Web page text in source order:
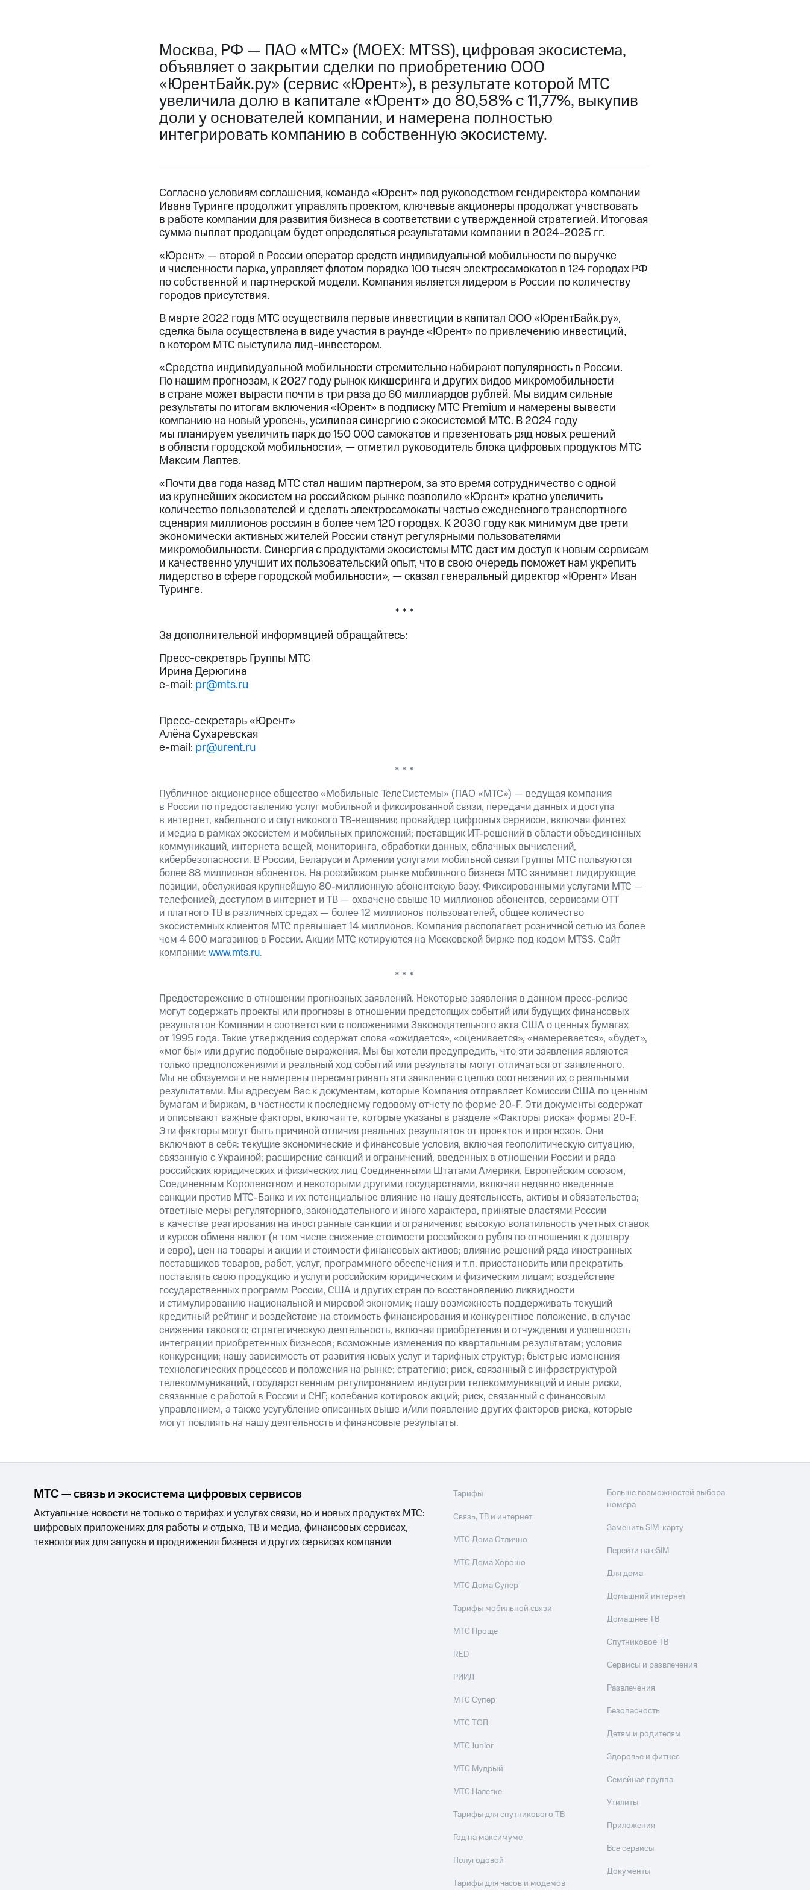
Москва, РФ — ПАО «МТС» (MOEX: MTSS), цифровая экосистема,
объявляет о закрытии сделки по приобретению ООО
«ЮрентБайк.ру» (сервис «Юрент»), в результате которой МТС
увеличила долю в капитале «Юрент» до 80,58% с 11,77%, выкупив
доли у основателей компании, и намерена полностью
интегрировать компанию в собственную экосистему.
Согласно условиям соглашения, команда «Юрент» под руководством гендиректора компании
Ивана Туринге продолжит управлять проектом, ключевые акционеры продолжат участвовать
в работе компании для развития бизнеса в соответствии с утвержденной стратегией. Итоговая
сумма выплат продавцам будет определяться результатами компании в 2024-2025 гг.
«Юрент» — второй в России оператор средств индивидуальной мобильности по выручке
и численности парка, управляет флотом порядка 100 тысяч электросамокатов в 124 городах РФ
по собственной и партнерской модели. Компания является лидером в России по количеству
городов присутствия.
В марте 2022 года МТС осуществила первые инвестиции в капитал ООО «ЮрентБайк.ру»,
сделка была осуществлена в виде участия в раунде «Юрент» по привлечению инвестиций,
в котором МТС выступила лид-инвестором.
«Средства индивидуальной мобильности стремительно набирают популярность в России.
По нашим прогнозам, к 2027 году рынок кикшеринга и других видов микромобильности
в стране может вырасти почти в три раза до 60 миллиардов рублей. Мы видим сильные
результаты по итогам включения «Юрент» в подписку МТС Premium и намерены вывести
компанию на новый уровень, усиливая синергию с экосистемой МТС. В 2024 году
мы планируем увеличить парк до 150 000 самокатов и презентовать ряд новых решений
в области городской мобильности», — отметил руководитель блока цифровых продуктов МТС
Максим Лаптев.
«Почти два года назад МТС стал нашим партнером, за это время сотрудничество с одной
из крупнейших экосистем на российском рынке позволило «Юрент» кратно увеличить
количество пользователей и сделать электросамокаты частью ежедневного транспортного
сценария миллионов россиян в более чем 120 городах. К 2030 году как минимум две трети
экономически активных жителей России станут регулярными пользователями
микромобильности. Синергия с продуктами экосистемы МТС даст им доступ к новым сервисам
и качественно улучшит их пользовательский опыт, что в свою очередь поможет нам укрепить
лидерство в сфере городской мобильности», — сказал генеральный директор «Юрент» Иван
Туринге.
* * *
За дополнительной информацией обращайтесь:
Пресс-секретарь Группы МТС
Ирина Дерюгина
e-mail: pr@mts.ru
Пресс-секретарь «Юрент»
Алёна Сухаревская
e-mail: pr@urent.ru
* * *
Публичное акционерное общество «Мобильные ТелеСистемы» (ПАО «МТС») — ведущая компания
в России по предоставлению услуг мобильной и фиксированной связи, передачи данных и доступа
в интернет, кабельного и спутникового ТВ-вещания; провайдер цифровых сервисов, включая финтех
и медиа в рамках экосистем и мобильных приложений; поставщик ИТ-решений в области объединенных
коммуникаций, интернета вещей, мониторинга, обработки данных, облачных вычислений,
кибербезопасности. В России, Беларуси и Армении услугами мобильной связи Группы МТС пользуются
более 88 миллионов абонентов. На российском рынке мобильного бизнеса МТС занимает лидирующие
позиции, обслуживая крупнейшую 80-миллионную абонентскую базу. Фиксированными услугами МТС —
телефонией, доступом в интернет и ТВ — охвачено свыше 10 миллионов абонентов, сервисами OTT
и платного ТВ в различных средах — более 12 миллионов пользователей, общее количество
экосистемных клиентов МТС превышает 14 миллионов. Компания располагает розничной сетью из более
чем 4 600 магазинов в России. Акции МТС котируются на Московской бирже под кодом MTSS. Сайт
компании: www.mts.ru.
* * *
Предостережение в отношении прогнозных заявлений. Некоторые заявления в данном пресс-релизе
могут содержать проекты или прогнозы в отношении предстоящих событий или будущих финансовых
результатов Компании в соответствии с положениями Законодательного акта США о ценных бумагах
от 1995 года. Такие утверждения содержат слова «ожидается», «оценивается», «намеревается», «будет»,
«мог бы» или другие подобные выражения. Мы бы хотели предупредить, что эти заявления являются
только предположениями и реальный ход событий или результаты могут отличаться от заявленного.
Мы не обязуемся и не намерены пересматривать эти заявления с целью соотнесения их с реальными
результатами. Мы адресуем Вас к документам, которые Компания отправляет Комиссии США по ценным
бумагам и биржам, в частности к последнему годовому отчету по форме 20-F. Эти документы содержат
и описывают важные факторы, включая те, которые указаны в разделе «Факторы риска» формы 20-F.
Эти факторы могут быть причиной отличия реальных результатов от проектов и прогнозов. Они
включают в себя: текущие экономические и финансовые условия, включая геополитическую ситуацию,
связанную с Украиной; расширение санкций и ограничений, введенных в отношении России и ряда
российских юридических и физических лиц Соединенными Штатами Америки, Европейским союзом,
Соединенным Королевством и некоторыми другими государствами, включая недавно введенные
санкции против МТС-Банка и их потенциальное влияние на нашу деятельность, активы и обязательства;
ответные меры регуляторного, законодательного и иного характера, принятые властями России
в качестве реагирования на иностранные санкции и ограничения; высокую волатильность учетных ставок
и курсов обмена валют (в том числе снижение стоимости российского рубля по отношению к доллару
и евро), цен на товары и акции и стоимости финансовых активов; влияние решений ряда иностранных
поставщиков товаров, работ, услуг, программного обеспечения и т.п. приостановить или прекратить
поставлять свою продукцию и услуги российским юридическим и физическим лицам; воздействие
государственных программ России, США и других стран по восстановлению ликвидности
и стимулированию национальной и мировой экономик; нашу возможность поддерживать текущий
кредитный рейтинг и воздействие на стоимость финансирования и конкурентное положение, в случае
снижения такового; стратегическую деятельность, включая приобретения и отчуждения и успешность
интеграции приобретенных бизнесов; возможные изменения по квартальным результатам; условия
конкуренции; нашу зависимость от развития новых услуг и тарифных структур; быстрые изменения
технологических процессов и положения на рынке; стратегию; риск, связанный с инфраструктурой
телекоммуникаций, государственным регулированием индустрии телекоммуникаций и иные риски,
связанные с работой в России и СНГ; колебания котировок акций; риск, связанный с финансовым
управлением, а также усугубление описанных выше и/или появление других факторов риска, которые
могут повлиять на нашу деятельность и финансовые результаты.
МТС — связь и экосистема цифровых сервисов
Актуальные новости не только о тарифах и услугах связи, но и новых продуктах МТС:
цифровых приложениях для работы и отдыха, ТВ и медиа, финансовых сервисах,
технологиях для запуска и продвижения бизнеса и других сервисах компании
Тарифы
Связь, ТВ и интернет
МТС Дома Отлично
МТС Дома Хорошо
МТС Дома Супер
Тарифы мобильной связи
МТС Проще
RED
РИИЛ
МТС Супер
МТС ТОП
МТС Junior
МТС Мудрый
МТС Налегке
Тарифы для спутникового ТВ
Год на максимуме
Полугодовой
Тарифы для часов и модемов
Больше возможностей выбора
номера
Заменить SIM-карту
Перейти на eSIM
Для дома
Домашний интернет
Домашнее ТВ
Спутниковое ТВ
Сервисы и развлечения
Развлечения
Безопасность
Детям и родителям
Здоровье и фитнес
Семейная группа
Утилиты
Приложения
Все сервисы
Документы